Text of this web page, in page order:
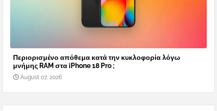
Περιορισμένο απόθεμα κατά την κυκλοφορία λόγω
μνήμης RAM στα iPhone 18 Pro ;
August 07, 2026